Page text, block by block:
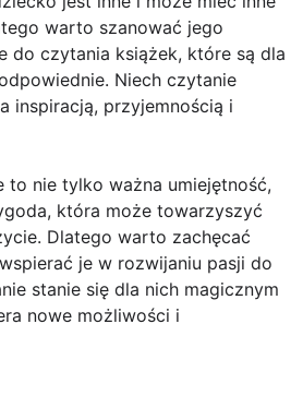
warto szanować jego
do czytania książek, które są dla
Niech czytanie
inspiracją, przyjemnością i
to nie tylko ważna umiejętność,
która może towarzyszyć
Dlatego warto zachęcać
je w rozwijaniu pasji do
stanie się dla nich magicznym
nowe możliwości i